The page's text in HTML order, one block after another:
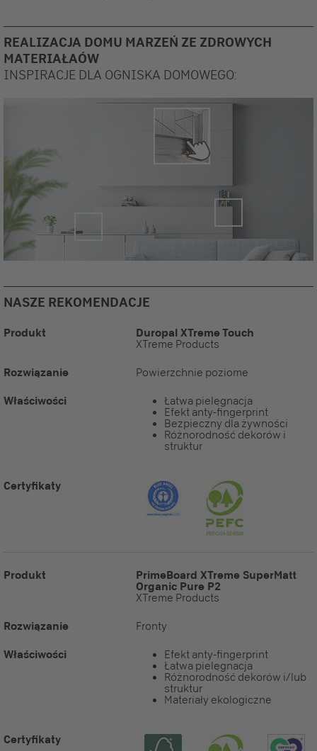
REALIZACJA DOMU MARZEŃ ZE ZDROWYCH
MATERIAŁAÓW
INSPIRACJE DLA OGNISKA DOMOWEGO:
NASZE REKOMENDACJE
Produkt Duropal XTreme Touch
XTreme Products
Rozwiązanie Powierzchnie poziome
Właściwości
Łatwa pielęgnacja
Efekt anty-fingerprint
Bezpieczny dla żywności
Różnorodność dekorów i
struktur
Certyfikaty
Produkt
PrimeBoard XTreme SuperMatt
Organic Pure P2
XTreme Products
Rozwiązanie Fronty
Właściwości
Efekt anty-fingerprint
Łatwa pielęgnacja
Różnorodność dekorów i/lub
struktur
Materiały ekologiczne
Certyfikaty